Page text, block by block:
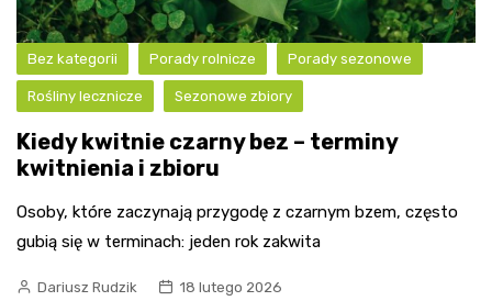
Bez kategorii Porady rolnicze Porady sezonowe
Rośliny lecznicze Sezonowe zbiory
Kiedy kwitnie czarny bez – terminy
kwitnienia i zbioru
Osoby, które zaczynają przygodę z czarnym bzem, często
gubią się w terminach: jeden rok zakwita
Dariusz Rudzik 18 lutego 2026